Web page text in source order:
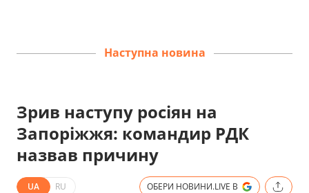
Наступна новина
Зрив наступу росіян на
Запоріжжя: командир РДК
назвав причину
UA RU ОБЕРИ НОВИНИ.LIVE В